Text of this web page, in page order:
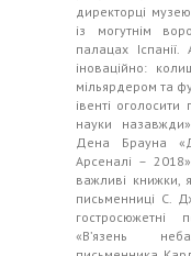
директорці
із могутнім
палацах
іноваційно:
мільярдером та
івенті
науки
Дена Брауна
Арсеналі –
важливі книжки,
письменниці С.
гостросюжетні
«В’язень